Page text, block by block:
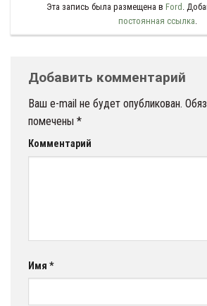
Эта запись была размещена в Ford .
постоянная ссылка
Добавить комментарий
Ваш e-mail не будет опубликован.
помечены *
Комментарий
Имя *